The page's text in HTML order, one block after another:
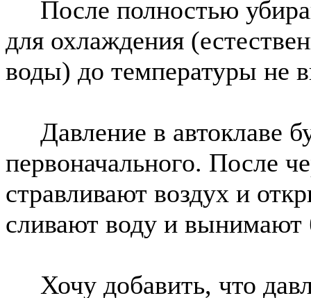
После полностью
для охлаждения
воды) до температуры не
Давление в автоклаве
первоначального. После
стравливают воздух и
сливают воду и вынимают
Хочу добавить, что